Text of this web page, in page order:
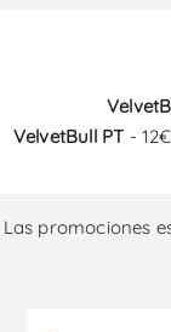
VelvetBull PT -
Las promociones